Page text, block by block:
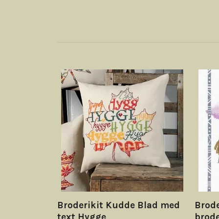
Broderikit Kudde Blad med